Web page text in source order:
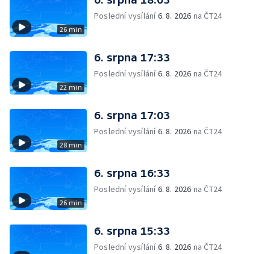
26 min
Poslední vysílání6. 8. 2026 na ČT24
22 min
6. srpna 17:33
Poslední vysílání6. 8. 2026 na ČT24
28 min
6. srpna 17:03
Poslední vysílání6. 8. 2026 na ČT24
26 min
6. srpna 16:33
Poslední vysílání6. 8. 2026 na ČT24
6. srpna 15:33
Poslední vysílání6. 8. 2026 na ČT24